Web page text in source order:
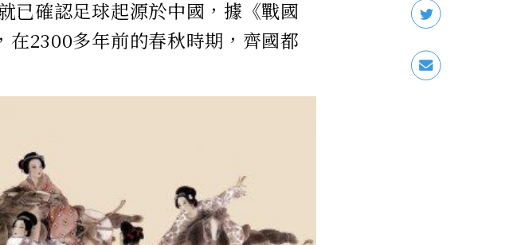
已確認足球起源於中國，據《戰國
2300多年前的春秋時期，齊國都